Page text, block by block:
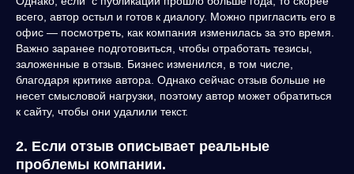
всего, автор остыл и готов к диалогу. Можно пригласить его в
офис — посмотреть, как компания изменилась за это время.
Важно заранее подготовиться, чтобы отработать тезисы,
заложенные в отзыв. Бизнес изменился, в том числе,
благодаря критике автора. Однако сейчас отзыв больше не
несет смысловой нагрузки, поэтому автор может обратиться
к сайту, чтобы они удалили текст.
2. Если отзыв описывает реальные
проблемы компании.